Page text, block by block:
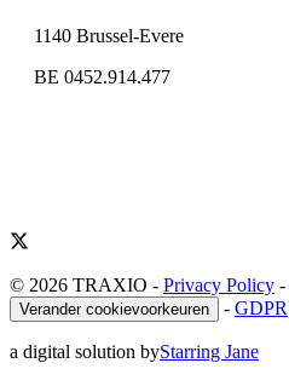
1140 Brussel-Evere
BE 0452.914.477
© 2026 TRAXIO - Privacy Policy -
Verander cookievoorkeuren - GDPR
a digital solution byStarring Jane